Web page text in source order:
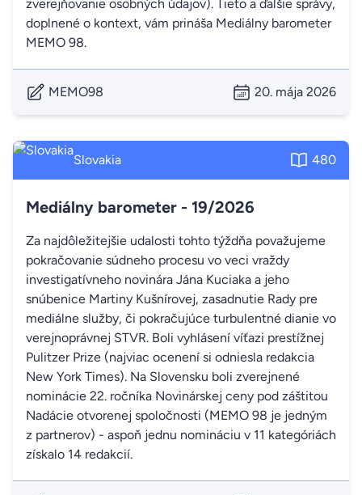
zverejňovanie osobných údajov). Tieto a ďalšie správy,
doplnené o kontext, vám prináša Mediálny barometer
MEMO 98.
MEMO98 20. mája 2026
Slovakia 480
Mediálny barometer - 19/2026
Za najdôležitejšie udalosti tohto týždňa považujeme
pokračovanie súdneho procesu vo veci vraždy
investigatívneho novinára Jána Kuciaka a jeho
snúbenice Martiny Kušnírovej, zasadnutie Rady pre
mediálne služby, či pokračujúce turbulentné dianie vo
verejnoprávnej STVR. Boli vyhlásení víťazi prestížnej
Pulitzer Prize (najviac ocenení si odniesla redakcia
New York Times). Na Slovensku boli zverejnené
nominácie 22. ročníka Novinárskej ceny pod záštitou
Nadácie otvorenej spoločnosti (MEMO 98 je jedným
z partnerov) - aspoň jednu nomináciu v 11 kategóriách
získalo 14 redakcií.